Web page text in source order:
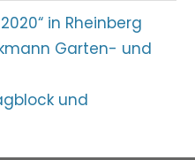
in Rheinberg
Garten- und
und